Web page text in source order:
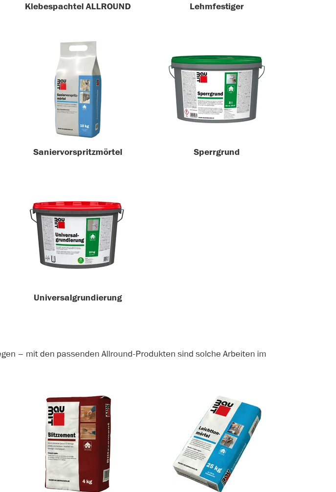
Klebespachtel ALLROUND Lehmfestiger
Saniervorspritzmörtel Sperrgrund
Universalgrundierung
– mit den passenden Allround-Produkten sind solche Arbeiten im